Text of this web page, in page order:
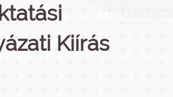
Kiírás